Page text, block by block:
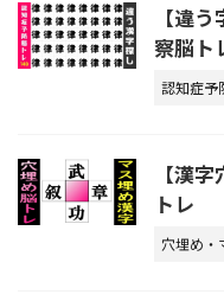
【違
察脳ト
認知症予
【漢
トレ
穴埋め・